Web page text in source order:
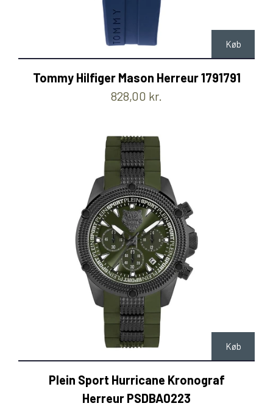
Køb
Tommy Hilfiger Mason Herreur 1791791
828,00 kr.
Køb
Plein Sport Hurricane Kronograf
Herreur PSDBA0223